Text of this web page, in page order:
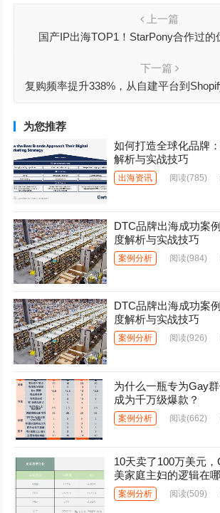
上一篇
国产IP出海TOP1！StarPony合作过的
下一篇
复购频率提升338%，从自建平台到
为您推荐
如何打造全球化品牌
解析与实战技巧
出海资讯 阅读(785)
DTC品牌出海成功案
度解析与实战技巧
案例分析 阅读(984)
DTC品牌出海成功案
度解析与实战技巧
案例分析 阅读(926)
为什么一瓶专为Gay
成为千万级爆款？
案例分析 阅读(662)
10天卖了100万美元
美家庭主妇的逻辑在
案例分析 阅读(509)